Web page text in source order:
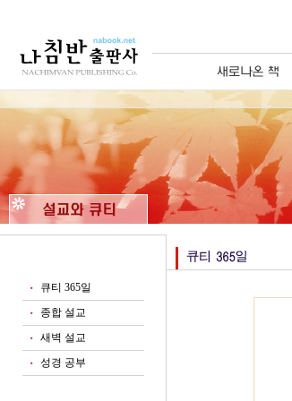
■ 큐티 365일
■ 종합 설교
■ 새벽 설교
■ 성경 공부